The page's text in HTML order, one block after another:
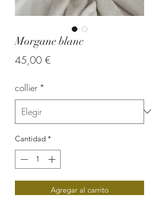
Morgane blanc
45,00 €Precio
collier *
Cantidad *
Agregar al carrito